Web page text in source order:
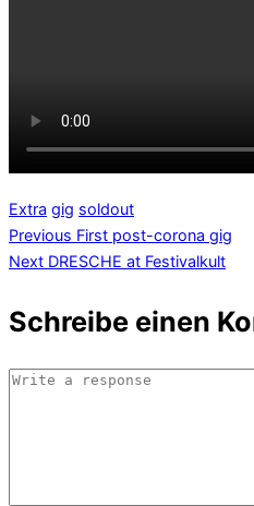
Extra gig soldout
Previous First post-corona gig
Next DRESCHE at Festivalkult
Schreibe einen